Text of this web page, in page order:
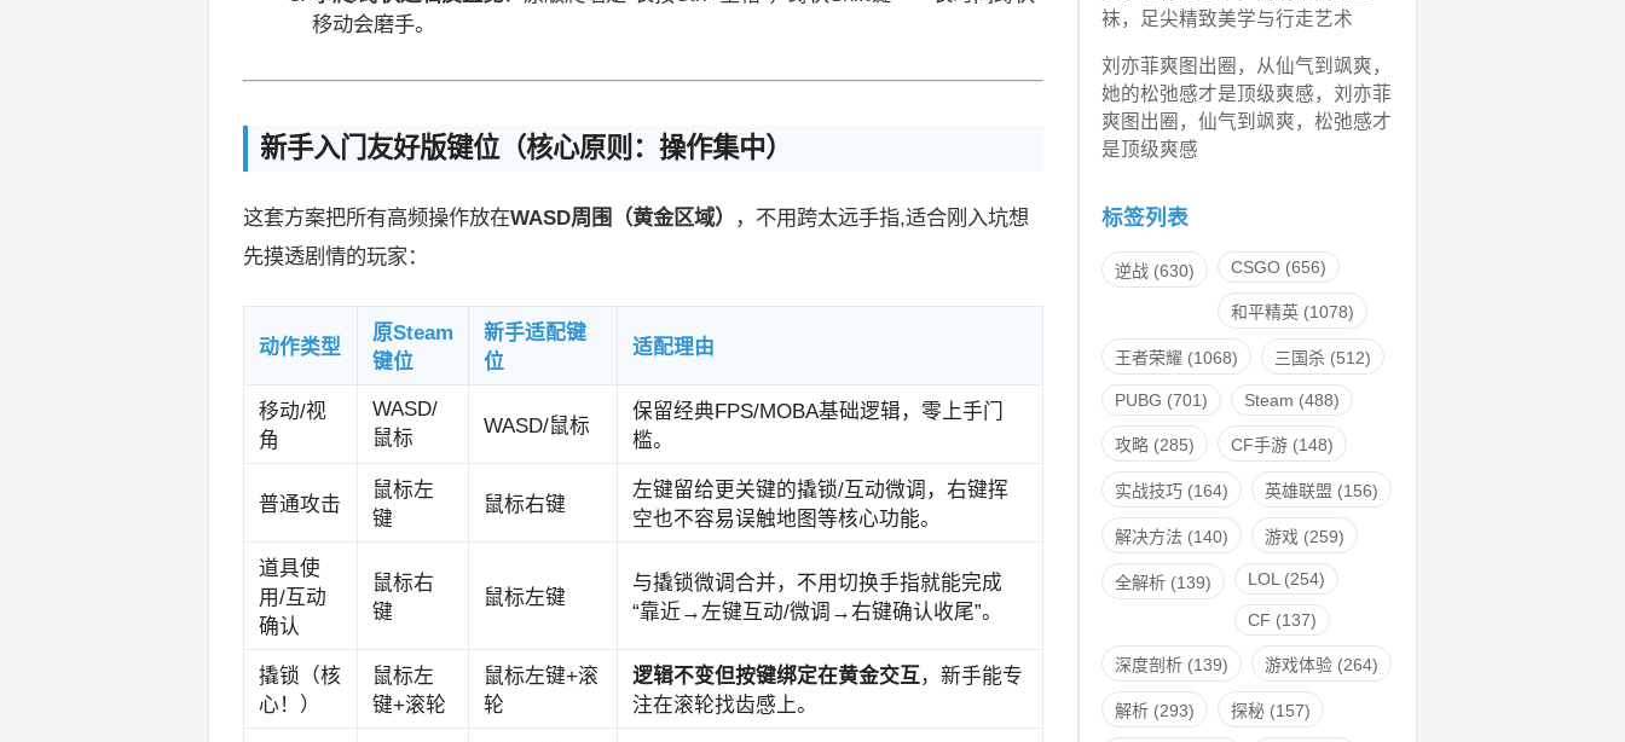
移动会磨手。
新手入门友好版键位（核心原则：操作集中）
这套方案把所有高频操作放在WASD周围（黄金区域）
，不用跨太远手指,适合刚入坑想
先摸透剧情的玩家：
动作类型
原Steam
键位
新手适配键
位
适配理由
移动/视
角
WASD/
鼠标
WASD/鼠标
保留经典FPS/MOBA基础逻辑，零上手门
槛。
普通攻击
鼠标左
键
鼠标右键
左键留给更关键的撬锁/互动微调，右键挥
空也不容易误触地图等核心功能。
道具使
用/互动
确认
鼠标右
键
鼠标左键
与撬锁微调合并，不用切换手指就能完成
“靠近→左键互动/微调→右键确认收尾”。
撬锁（核
心！）
鼠标左
键+滚轮
鼠标左键+滚
轮
逻辑不变但按键绑定在黄金交互，新手能专
注在滚轮找齿感上。
袜，足尖精致美学与行走艺术
刘亦菲爽图出圈，从仙气到飒爽，
她的松弛感才是顶级爽感，刘亦菲
爽图出圈，仙气到飒爽，松弛感才
是顶级爽感
标签列表
逆战 (630) CSGO (656)
和平精英 (1078)
王者荣耀 (1068) 三国杀 (512)
PUBG (701) Steam (488)
攻略 (285) CF手游 (148)
实战技巧 (164) 英雄联盟 (156)
解决方法 (140) 游戏 (259)
全解析 (139) LOL (254)
CF (137)
深度剖析 (139) 游戏体验 (264)
解析 (293) 探秘 (157)